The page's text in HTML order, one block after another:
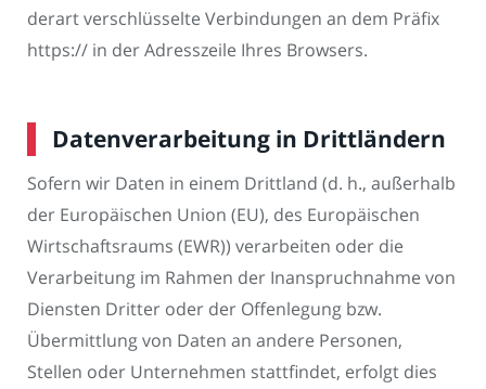
derart verschlüsselte Verbindungen an dem Präfix
https:// in der Adresszeile Ihres Browsers.
Datenverarbeitung in Drittländern
Sofern wir Daten in einem Drittland (d. h., außerhalb
der Europäischen Union (EU), des Europäischen
Wirtschaftsraums (EWR)) verarbeiten oder die
Verarbeitung im Rahmen der Inanspruchnahme von
Diensten Dritter oder der Offenlegung bzw.
Übermittlung von Daten an andere Personen,
Stellen oder Unternehmen stattfindet, erfolgt dies